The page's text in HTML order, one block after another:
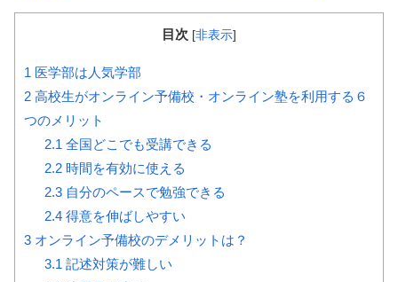
目次 [非表示]
1 医学部は人気学部
2 高校生がオンライン予備校・オンライン塾を利用する６
つのメリット
2.1 全国どこでも受講できる
2.2時間を有効に使える
2.3自分のペースで勉強できる
2.4得意を伸ばしやすい
3 オンライン予備校のデメリットは？
3.1 記述対策が難しい